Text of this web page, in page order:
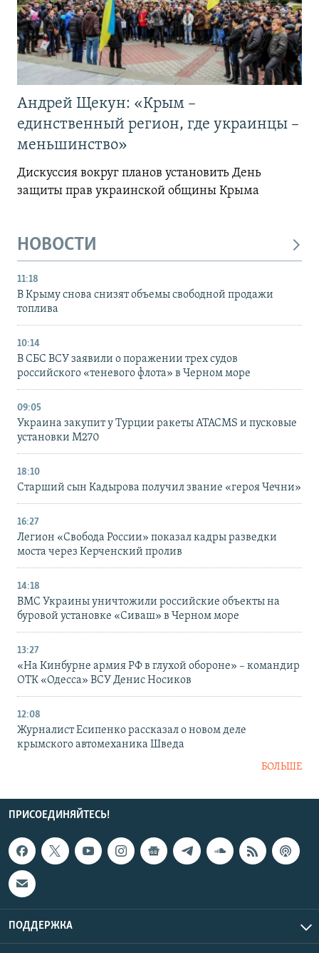
Андрей Щекун: «Крым –
единственный регион, где украинцы –
меньшинство»
Дискуссия вокруг планов установить День
защиты прав украинской общины Крыма
НОВОСТИ
11:18
В Крыму снова снизят объемы свободной продажи
топлива
10:14
В СБС ВСУ заявили о поражении трех судов
российского «теневого флота» в Черном море
09:05
Украина закупит у Турции ракеты ATACMS и пусковые
установки M270
18:10
Старший сын Кадырова получил звание «героя Чечни»
16:27
Легион «Свобода России» показал кадры разведки
моста через Керченский пролив
14:18
ВМС Украины уничтожили российские объекты на
буровой установке «Сиваш» в Черном море
13:27
«На Кинбурне армия РФ в глухой обороне» – командир
ОТК «Одесса» ВСУ Денис Носиков
12:08
Журналист Есипенко рассказал о новом деле
крымского автомеханика Шведа
БОЛЬШЕ
ПРИСОЕДИНЯЙТЕСЬ!
ПОДДЕРЖКА